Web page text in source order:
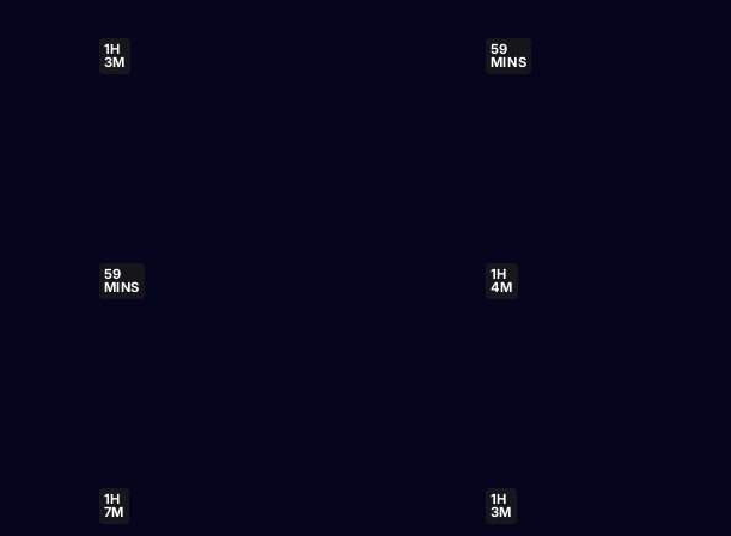
1H
3M
59
MINS
59
MINS
1H
4M
1H
7M
1H
3M